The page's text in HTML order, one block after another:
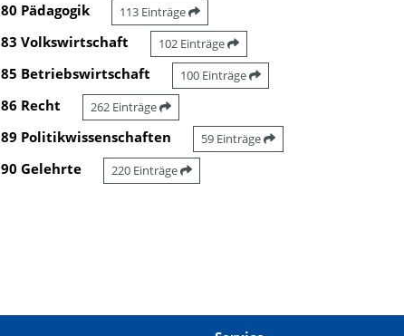
80 Pädagogik 113 Einträge
83 Volkswirtschaft 102 Einträge
85 Betriebswirtschaft 100 Einträge
86 Recht 262 Einträge
89 Politikwissenschaften 59 Einträge
90 Gelehrte 220 Einträge